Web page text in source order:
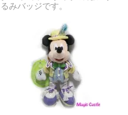
るみバッジです。